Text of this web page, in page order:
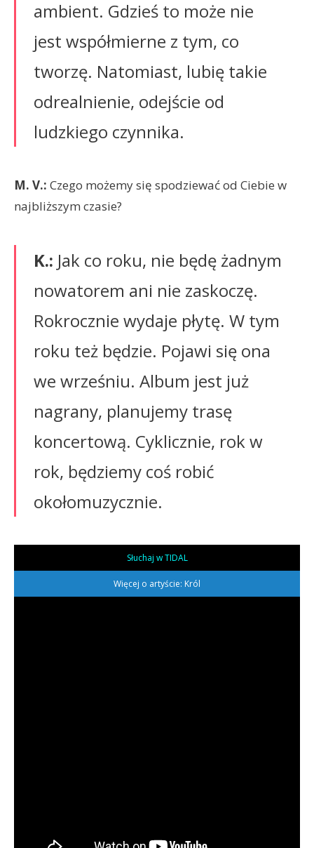
ambient. Gdzieś to może nie
jest współmierne z tym, co
tworzę. Natomiast, lubię takie
odrealnienie, odejście od
ludzkiego czynnika.
M. V.: Czego możemy się spodziewać od Ciebie w
najbliższym czasie?
K.: Jak co roku, nie będę żadnym
nowatorem ani nie zaskoczę.
Rokrocznie wydaje płytę. W tym
roku też będzie. Pojawi się ona
we wrześniu. Album jest już
nagrany, planujemy trasę
koncertową. Cyklicznie, rok w
rok, będziemy coś robić
okołomuzycznie.
Słuchaj w TIDAL
Więcej o artyście: Król